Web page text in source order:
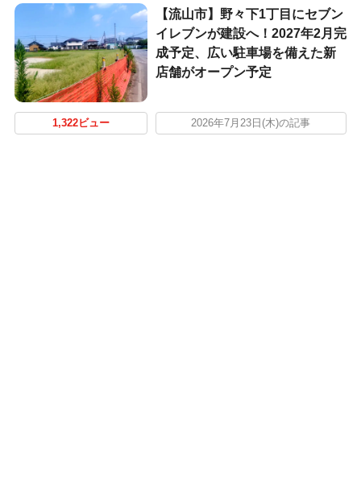
【流山市】野々下1丁目にセブン
イレブンが建設へ！2027年2月完
成予定、広い駐車場を備えた新
店舗がオープン予定
1,322ビュー 2026年7月23日(木)の記事